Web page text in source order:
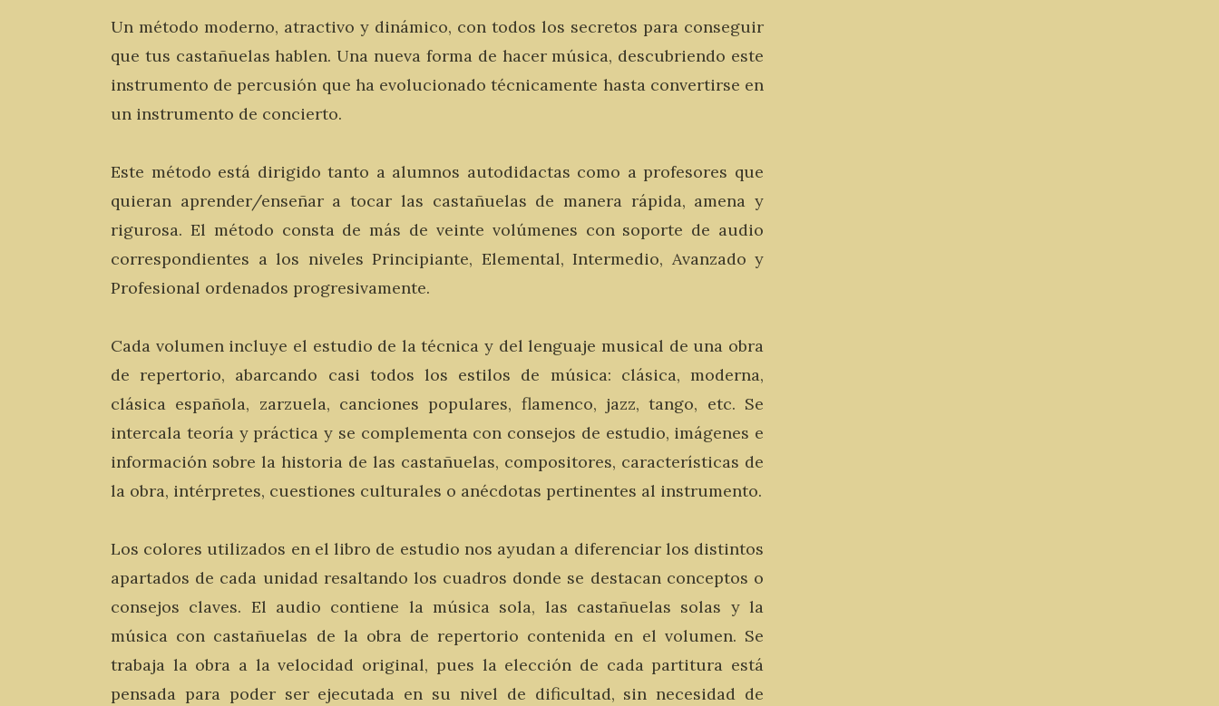
Un método moderno, atractivo y dinámico, con todos los secretos para conseguir
que tus castañuelas hablen. Una nueva forma de hacer música, descubriendo este
instrumento de percusión que ha evolucionado técnicamente hasta convertirse en
un instrumento de concierto.
Este método está dirigido tanto a alumnos autodidactas como a profesores que
quieran aprender/enseñar a tocar las castañuelas de manera rápida, amena y
rigurosa. El método consta de más de veinte volúmenes con soporte de audio
correspondientes a los niveles Principiante, Elemental, Intermedio, Avanzado y
Profesional ordenados progresivamente.
Cada volumen incluye el estudio de la técnica y del lenguaje musical de una obra
de repertorio, abarcando casi todos los estilos de música: clásica, moderna,
clásica española, zarzuela, canciones populares, flamenco, jazz, tango, etc. Se
intercala teoría y práctica y se complementa con consejos de estudio, imágenes e
información sobre la historia de las castañuelas, compositores, características de
la obra, intérpretes, cuestiones culturales o anécdotas pertinentes al instrumento.
Los colores utilizados en el libro de estudio nos ayudan a diferenciar los distintos
apartados de cada unidad resaltando los cuadros donde se destacan conceptos o
consejos claves. El audio contiene la música sola, las castañuelas solas y la
música con castañuelas de la obra de repertorio contenida en el volumen. Se
trabaja la obra a la velocidad original, pues la elección de cada partitura está
pensada para poder ser ejecutada en su nivel de dificultad, sin necesidad de